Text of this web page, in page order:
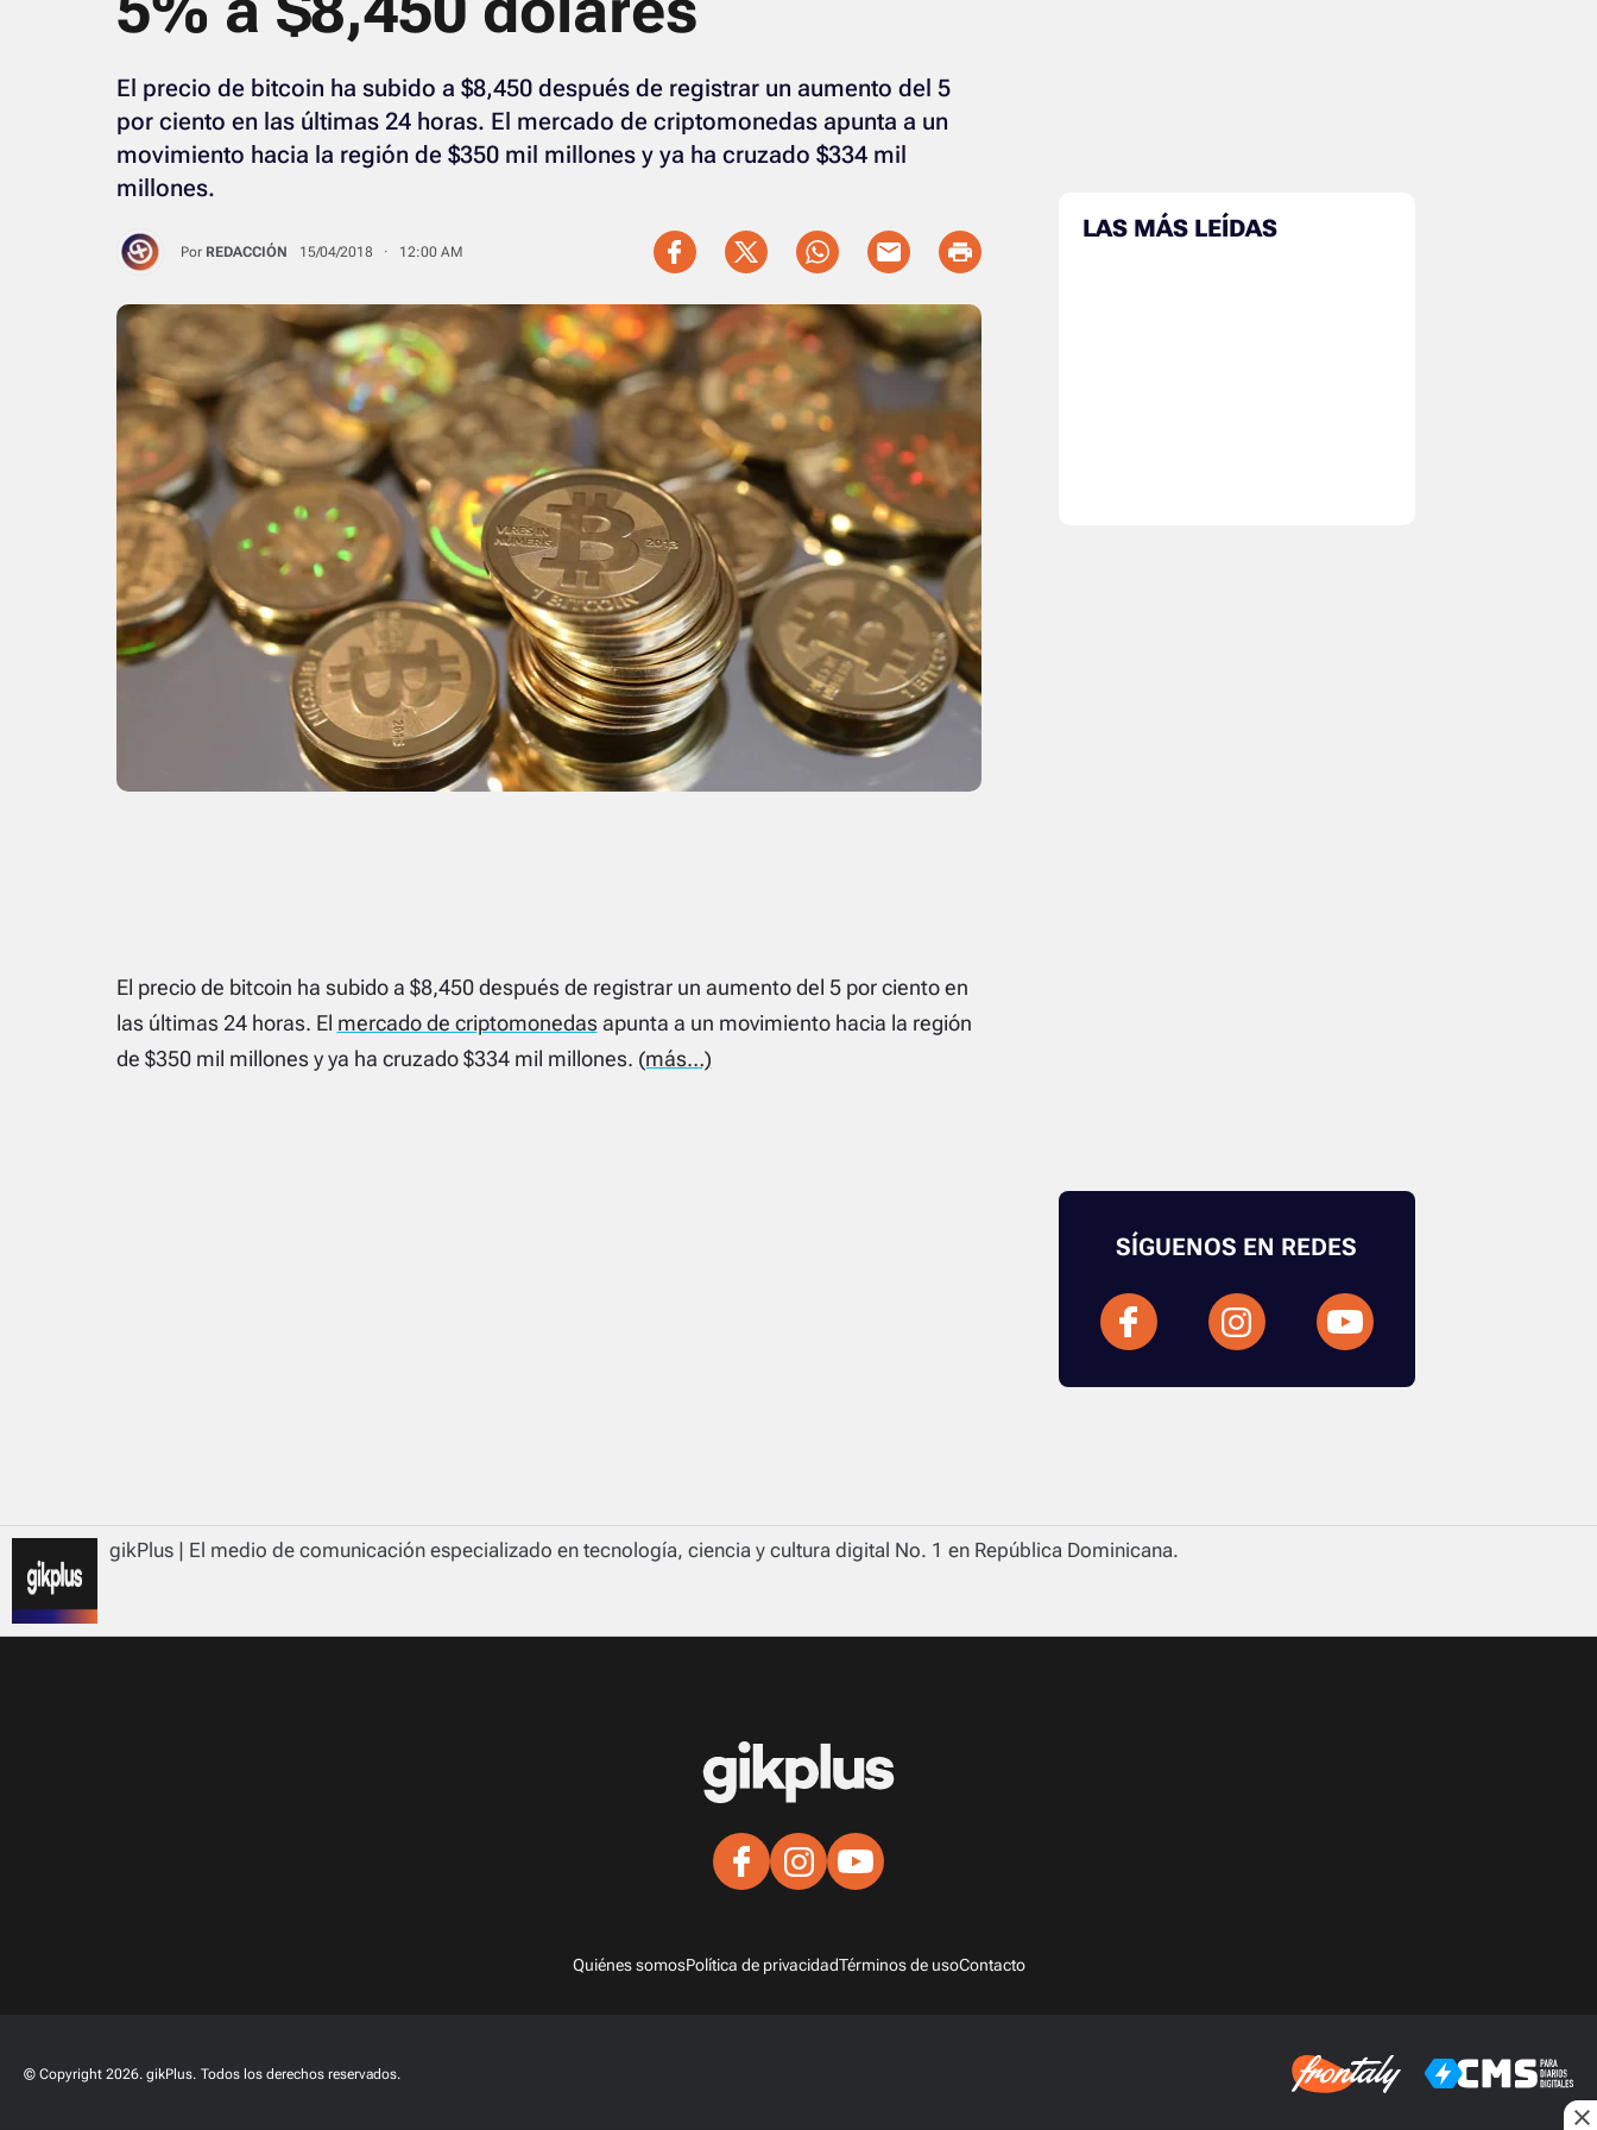
El precio de bitcoin ha subido a $8,450 después de registrar un aumento del 5
por ciento en las últimas 24 horas. El mercado de criptomonedas apunta a un
movimiento hacia la región de $350 mil millones y ya ha cruzado $334 mil
millones.
Por REDACCIÓN 15/04/2018 · 12:00 AM
El precio de bitcoin ha subido a $8,450 después de registrar un aumento del 5 por ciento en
las últimas 24 horas. El mercado de criptomonedasapunta a un movimiento hacia la región
de $350 mil millones y ya ha cruzado $334 mil millones. (más…)
LAS MÁS LEÍDAS
SÍGUENOS EN REDES
gikPlus | El medio de comunicación especializado en tecnología, ciencia y cultura digital No. 1 en República Dominicana.
Quiénes somosPolítica de privacidadTérminos de usoContacto
© Copyright 2026. gikPlus. Todos los derechos reservados.